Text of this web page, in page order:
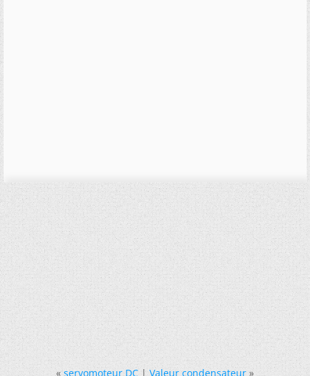
« servomoteur DC|Valeur condensateur »